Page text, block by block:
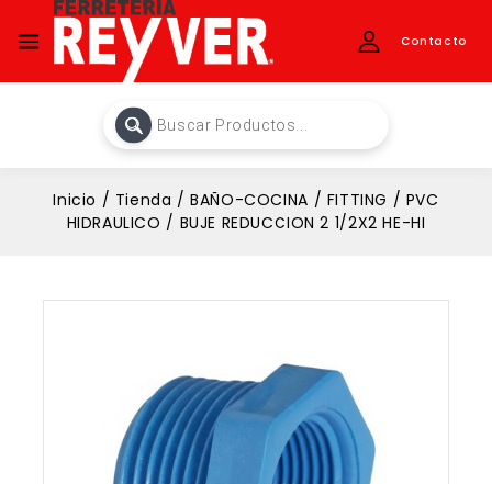
Contacto
Inicio / Tienda / BAÑO-COCINA / FITTING / PVC
HIDRAULICO / BUJE REDUCCION 2 1/2X2 HE-HI